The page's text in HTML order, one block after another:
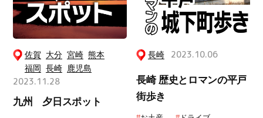
佐賀 大分 宮崎 熊本
福岡 長崎 鹿児島
2023.11.28
九州 夕日スポット
長崎 2023.10.06
長崎 歴史とロマンの平戸
街歩き